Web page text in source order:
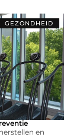
GEZONDHEID
en